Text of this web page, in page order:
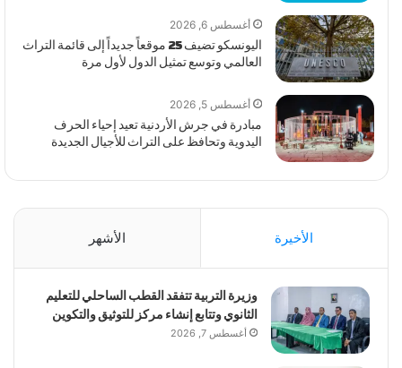
أغسطس 6, 2026
اليونسكو تضيف 25 موقعاً جديداً إلى قائمة التراث
العالمي وتوسع تمثيل الدول لأول مرة
أغسطس 5, 2026
مبادرة في جرش الأردنية تعيد إحياء الحرف
اليدوية وتحافظ على التراث للأجيال الجديدة
الأخيرة الأشهر
وزيرة التربية تتفقد القطب الساحلي للتعليم
الثانوي وتتابع إنشاء مركز للتوثيق والتكوين
أغسطس 7, 2026